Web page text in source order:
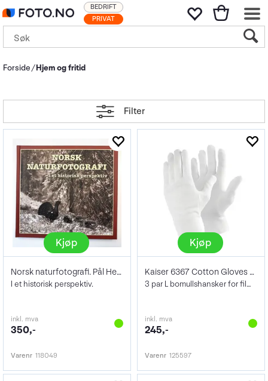
PRIVAT
BEDRIFT
Forside Hjem og fritid
Filter
Kjøp
Norsk naturfotografi. Pål Hermansen
I et historisk perspektiv.
inkl. mva
350,-
Varenr 118049
Kjøp
Kaiser 6367 Cotton Gloves 3 par str. L
3 par L bomullshansker for film og papir
inkl. mva
245,-
Varenr 125597